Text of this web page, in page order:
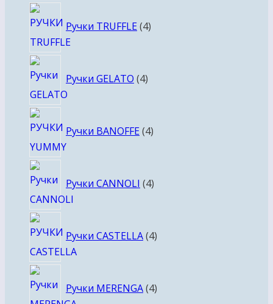
Ручки TRUFFLE 4товара
Ручки GELATO 4товара
Ручки BANOFFE 4товара
Ручки CANNOLI 4товара
Ручки CASTELLA 4товара
Ручки MERENGA 4товара